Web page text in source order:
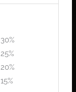
30%
25%
20%
15%